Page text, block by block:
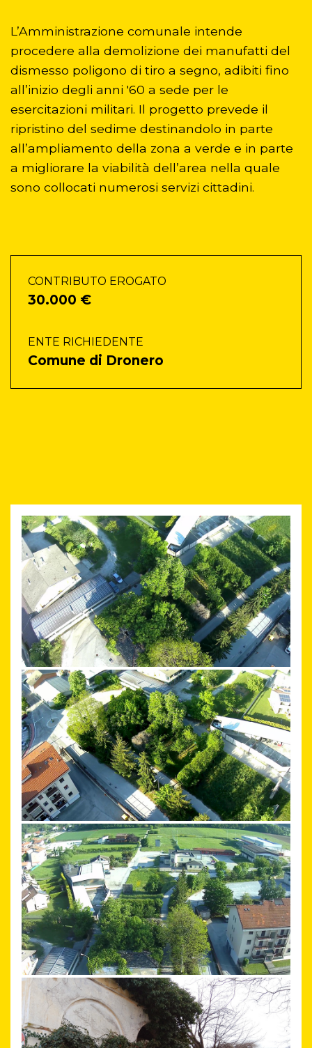
L’Amministrazione comunale intende
procedere alla demolizione dei manufatti del
dismesso poligono di tiro a segno, adibiti fino
all’inizio degli anni '60 a sede per le
esercitazioni militari. Il progetto prevede il
ripristino del sedime destinandolo in parte
all’ampliamento della zona a verde e in parte
a migliorare la viabilità dell’area nella quale
sono collocati numerosi servizi cittadini.
CONTRIBUTO EROGATO
30.000 €
ENTE RICHIEDENTE
Comune di Dronero